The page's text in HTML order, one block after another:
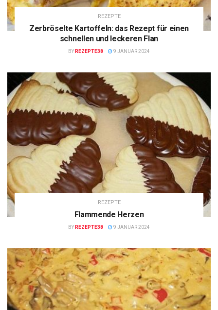
REZEPTE
Zerbröselte Kartoffeln: das Rezept für einen
schnellen und leckeren Flan
BY REZEPTE38 9 JANUAR 2024
REZEPTE
Flammende Herzen
BY REZEPTE38 9 JANUAR 2024